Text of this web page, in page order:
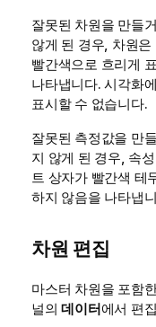
잘못된 차원을 만들
않게 된 경우, 차원은
빨간색으로 흐리게
나타냅니다. 시각화
표시할 수 없습니다.
잘못된 측정값을 만
지 않게 된 경우, 속
트 상자가 빨간색 테
하지 않음을 나타냅
차원 편집
마스터 차원을 포함
널의데이터에서 편